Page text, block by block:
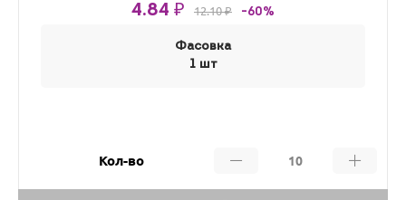
4.84 ₽ 12.10 ₽ -60%
Фасовка
1 шт
Кол-во